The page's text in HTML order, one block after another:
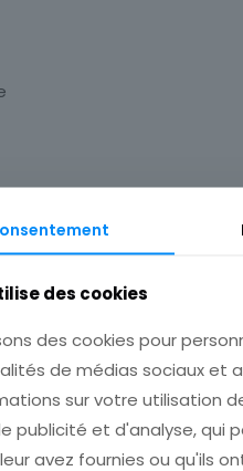
des cookies
des cookies pour
de médias sociaux et
sur votre utilisation
publicité et d'analyse, qui
avez fournies ou qu'ils